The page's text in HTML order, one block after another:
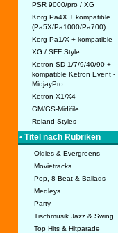
PSR 9000/pro / XG
Korg Pa4X + kompatible
(Pa5X/Pa1000/Pa700)
Korg Pa1/X + kompatible
XG / SFF Style
Ketron SD-1/7/9/40/90 +
kompatible Ketron Event -
MidjayPro
Ketron X1/X4
GM/GS-Midifile
Roland Styles
• Titel nach Rubriken
Oldies & Evergreens
Movietracks
Pop, 8-Beat & Ballads
Medleys
Party
Tischmusik Jazz & Swing
Top Hits & Hitparade